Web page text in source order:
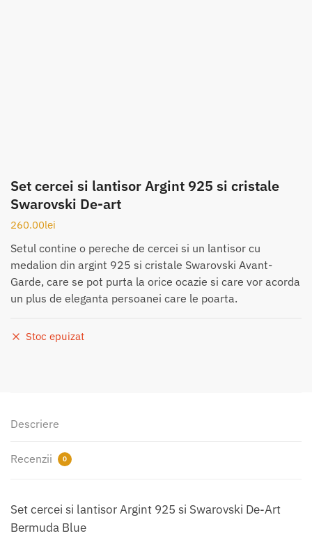
Set cercei si lantisor Argint 925 si cristale
Swarovski De-art
260.00lei
Setul contine o pereche de cercei si un lantisor cu
medalion din argint 925 si cristale Swarovski Avant-
Garde, care se pot purta la orice ocazie si care vor acorda
un plus de eleganta persoanei care le poarta.
Stoc epuizat
Descriere
Recenzii 0
Set cercei si lantisor Argint 925 si Swarovski De-Art
Bermuda Blue